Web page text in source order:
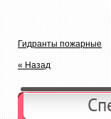
Гидранты пожарные
« Назад